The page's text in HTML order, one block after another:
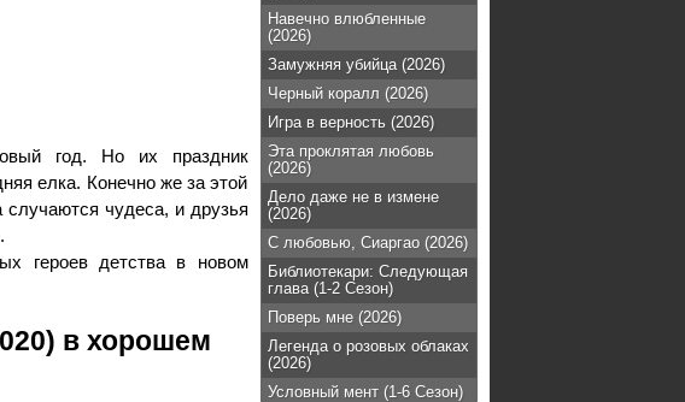
Навечно влюбленные
(2026)
Замужняя убийца (2026)
Черный коралл (2026)
Игра в верность (2026)
Эта проклятая любовь
(2026)
Дело даже не в измене
(2026)
С любовью, Сиаргао (2026)
Библиотекари: Следующая
глава (1-2 Сезон)
Поверь мне (2026)
Легенда о розовых облаках
(2026)
Условный мент (1-6 Сезон)
год. Но их праздник
елка. Конечно же за этой
чудеса, и друзья
героев детства в новом
в хорошем